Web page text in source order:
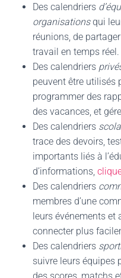
Des calendriers
organisationsqui
réunions, de
travail en temps réel.
Des calendriers
peuvent être utilisés
programmer des
des vacances, et
Des calendriers
trace des devoirs,
importants liés à
d’informations,
Des calendriers
membres d’une
leurs événements et
connecter plus
Des calendriers
suivre leurs équipes